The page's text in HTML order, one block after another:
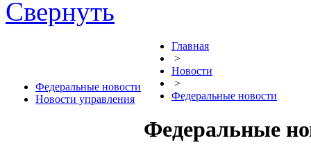
Федеральные новости
Новости управления
Главная
>
Новости
>
Федеральные новости
Федеральные